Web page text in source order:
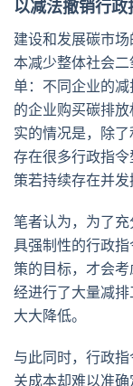
以减法撤销行政
建设和发展碳市
本减少整体社会
单：不同企业的
的企业购买碳排
实的情况是，除
存在很多行政指
策若持续存在并发
笔者认为，为了
具强制性的行政
策的目标，才会
经进行了大量减
大大降低。
与此同时，行政
关成本却难以准